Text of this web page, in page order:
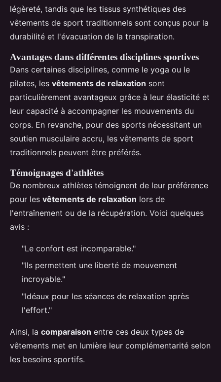
légèreté, tandis que les tissus synthétiques des
vêtements de sport traditionnels sont conçus pour la
durabilité et l'évacuation de la transpiration.
Avantages dans différentes disciplines sportives
Dans certaines disciplines, comme le yoga ou le
pilates, les vêtements de relaxation sont
particulièrement avantageux grâce à leur élasticité et
leur capacité à accompagner les mouvements du
corps. En revanche, pour des sports nécessitant un
soutien musculaire accru, les vêtements de sport
traditionnels peuvent être préférés.
Témoignages d'athlètes
De nombreux athlètes témoignent de leur préférence
pour les vêtements de relaxation lors de
l'entraînement ou de la récupération. Voici quelques
avis :
"Le confort est incomparable."
"Ils permettent une liberté de mouvement
incroyable."
"Idéaux pour les séances de relaxation après
l'effort."
Ainsi, la comparaison entre ces deux types de
vêtements met en lumière leur complémentarité selon
les besoins sportifs.